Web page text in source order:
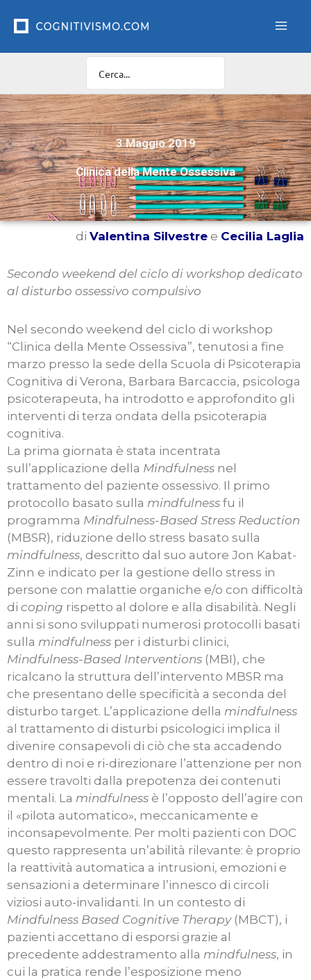
3 Maggio 2019
Clinica della Mente Ossessiva
di Valentina Silvestre e Cecilia Laglia
Secondo weekend del ciclo di workshop dedicato
al disturbo ossessivo compulsivo
Nel secondo weekend del ciclo di workshop
“Clinica della Mente Ossessiva”, tenutosi a fine
marzo presso la sede della Scuola di Psicoterapia
Cognitiva di Verona, Barbara Barcaccia, psicologa
psicoterapeuta, ha introdotto e approfondito gli
interventi di terza ondata della psicoterapia
cognitiva.
La prima giornata è stata incentrata
sull’applicazione della Mindfulness nel
trattamento del paziente ossessivo. Il primo
protocollo basato sulla mindfulness fu il
programma Mindfulness-Based Stress Reduction
(MBSR), riduzione dello stress basato sulla
mindfulness, descritto dal suo autore Jon Kabat-
Zinn e indicato per la gestione dello stress in
persone con malattie organiche e/o con difficoltà
di coping rispetto al dolore e alla disabilità. Negli
anni si sono sviluppati numerosi protocolli basati
sulla mindfulness per i disturbi clinici,
Mindfulness-Based Interventions (MBI), che
ricalcano la struttura dell’intervento MBSR ma
che presentano delle specificità a seconda del
disturbo target. L’applicazione della mindfulness
al trattamento di disturbi psicologici implica il
divenire consapevoli di ciò che sta accadendo
dentro di noi e ri-direzionare l’attenzione per non
essere travolti dalla prepotenza dei contenuti
mentali. La mindfulness è l’opposto dell’agire con
il «pilota automatico», meccanicamente e
inconsapevolmente. Per molti pazienti con DOC
questo rappresenta un’abilità rilevante: è proprio
la reattività automatica a intrusioni, emozioni e
sensazioni a determinare l’innesco di circoli
viziosi auto-invalidanti. In un contesto di
Mindfulness Based Cognitive Therapy(MBCT), i
pazienti accettano di esporsi grazie al
precedente addestramento alla mindfulness, in
cui la pratica rende l’esposizione meno